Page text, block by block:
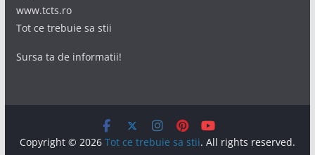
www.tcts.ro
Tot ce trebuie sa stii
Sursa ta de informatii!
Copyright © 2026 Tot ce trebuie sa stii. All rights reserved.